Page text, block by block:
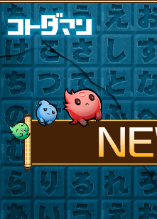
TOP
FANKIT